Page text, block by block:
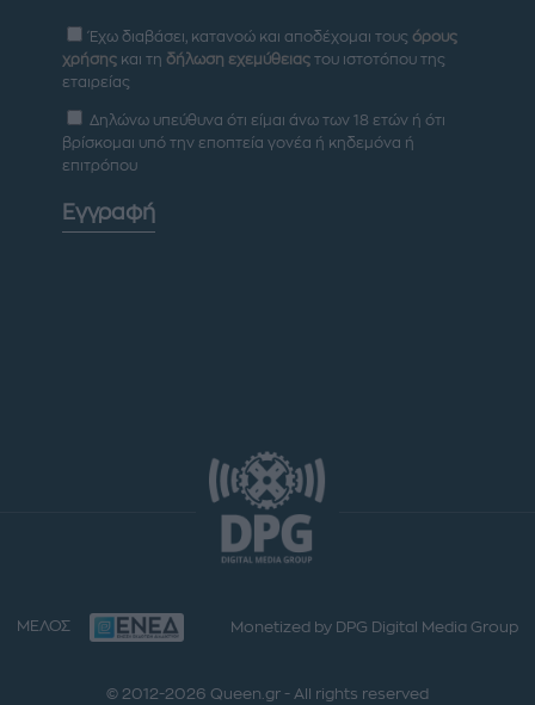
Έχω διαβάσει, κατανοώ και αποδέχομαι τους όρους
χρήσης και τη δήλωση εχεμύθειας του ιστοτόπου της
εταιρείας
Δηλώνω υπεύθυνα ότι είμαι άνω των 18 ετών ή ότι
βρίσκομαι υπό την εποπτεία γονέα ή κηδεμόνα ή
επιτρόπου
Εγγραφή
ΜΕΛΟΣ Monetized by DPG Digital Media Group
© 2012-2026 Queen.gr - All rights reserved